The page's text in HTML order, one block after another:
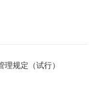
规定（试行）